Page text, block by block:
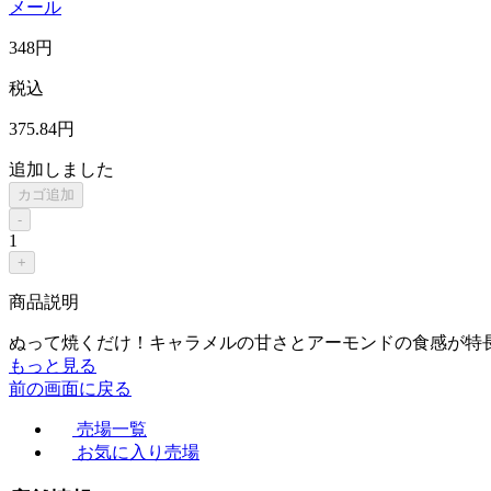
メール
348円
税込
375.84円
追加しました
カゴ追加
-
1
+
商品説明
ぬって焼くだけ！キャラメルの甘さとアーモンドの食感が特
もっと見る
前の画面に戻る
売場一覧
お気に入り売場